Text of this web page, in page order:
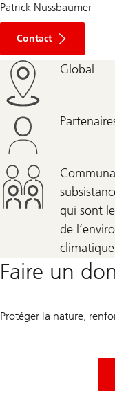
Patrick Nussbaumer
Contact
Global
qui sont
de
Faire un
Protéger la nature,